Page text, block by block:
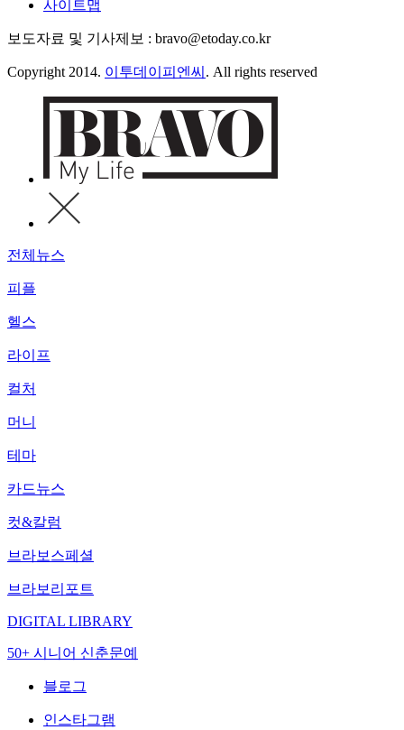
사이트맵
보도자료 및 기사제보 : bravo@etoday.co.kr
Copyright 2014. 이투데이피엔씨 . All rights reserved
전체뉴스
피플
헬스
라이프
컬처
머니
테마
카드뉴스
컷&칼럼
브라보스페셜
브라보리포트
DIGITAL LIBRARY
50+ 시니어 신춘문예
블로그
인스타그램